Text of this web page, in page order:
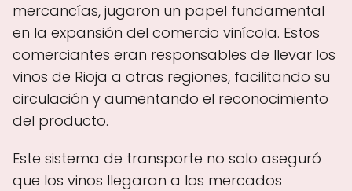
mercancías, jugaron un papel fundamental
en la expansión del comercio vinícola. Estos
comerciantes eran responsables de llevar los
vinos de Rioja a otras regiones, facilitando su
circulación y aumentando el reconocimiento
del producto.
Este sistema de transporte no solo aseguró
que los vinos llegaran a los mercados